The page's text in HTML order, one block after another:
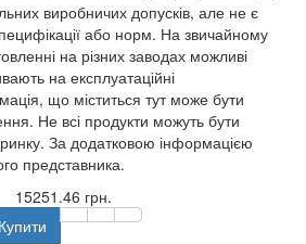
виробничих допусків, але не є
або норм. На звичайному
на різних заводах можливі
на експлуатаційні
що міститься тут може бути
Не всі продукти можуть бути
За додатковою інформацією
представника.
15251.46 грн.
Купити